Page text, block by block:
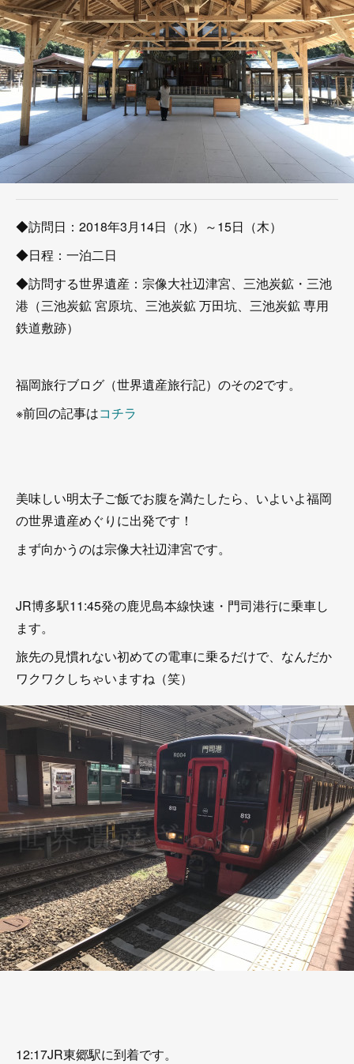
◆訪問日：2018年3月14日（水）～15日（木）
◆日程：一泊二日
◆訪問する世界遺産：宗像大社辺津宮、三池炭鉱・三池
港（三池炭鉱 宮原坑、三池炭鉱 万田坑、三池炭鉱 専用
鉄道敷跡）
福岡旅行ブログ（世界遺産旅行記）のその2です。
※前回の記事はコチラ
美味しい明太子ご飯でお腹を満たしたら、いよいよ福岡
の世界遺産めぐりに出発です！
まず向かうのは宗像大社辺津宮です。
JR博多駅11:45発の鹿児島本線快速・門司港行に乗車し
ます。
旅先の見慣れない初めての電車に乗るだけで、なんだか
ワクワクしちゃいますね（笑）
12:17JR東郷駅に到着です。